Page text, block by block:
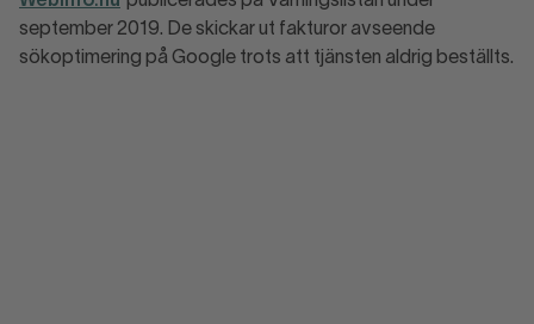
september 2019. De skickar ut fakturor avseende
sökoptimering på Google trots att tjänsten aldrig beställts.